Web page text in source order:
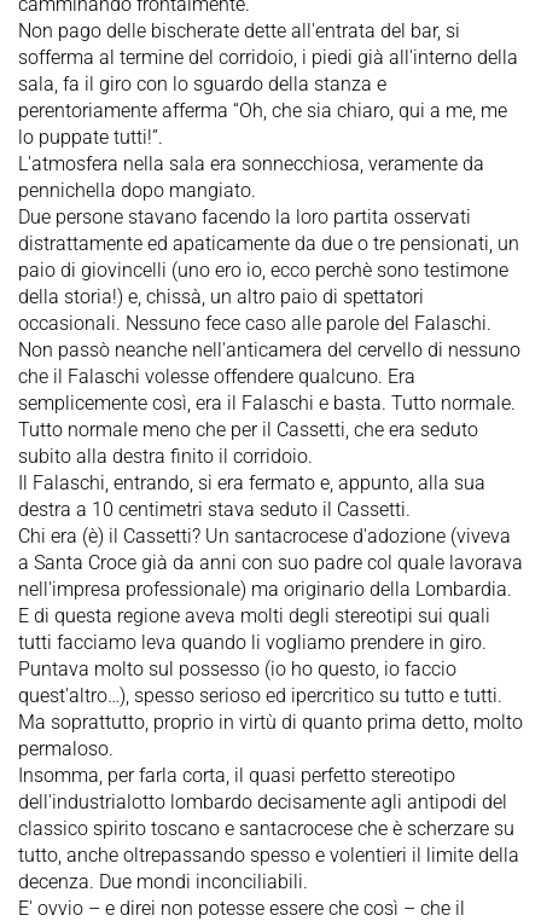
Non pago delle bischerate dette all'entrata del bar, si
sofferma al termine del corridoio, i piedi già all'interno della
sala, fa il giro con lo sguardo della stanza e
perentoriamente afferma “Oh, che sia chiaro, qui a me, me
lo puppate tutti!”.
L'atmosfera nella sala era sonnecchiosa, veramente da
pennichella dopo mangiato.
Due persone stavano facendo la loro partita osservati
distrattamente ed apaticamente da due o tre pensionati, un
paio di giovincelli (uno ero io, ecco perchè sono testimone
della storia!) e, chissà, un altro paio di spettatori
occasionali. Nessuno fece caso alle parole del Falaschi.
Non passò neanche nell'anticamera del cervello di nessuno
che il Falaschi volesse offendere qualcuno. Era
semplicemente così, era il Falaschi e basta. Tutto normale.
Tutto normale meno che per il Cassetti, che era seduto
subito alla destra finito il corridoio.
Il Falaschi, entrando, si era fermato e, appunto, alla sua
destra a 10 centimetri stava seduto il Cassetti.
Chi era (è) il Cassetti? Un santacrocese d'adozione (viveva
a Santa Croce già da anni con suo padre col quale lavorava
nell'impresa professionale) ma originario della Lombardia.
E di questa regione aveva molti degli stereotipi sui quali
tutti facciamo leva quando li vogliamo prendere in giro.
Puntava molto sul possesso (io ho questo, io faccio
quest'altro…), spesso serioso ed ipercritico su tutto e tutti.
Ma soprattutto, proprio in virtù di quanto prima detto, molto
permaloso.
Insomma, per farla corta, il quasi perfetto stereotipo
dell'industrialotto lombardo decisamente agli antipodi del
classico spirito toscano e santacrocese che è scherzare su
tutto, anche oltrepassando spesso e volentieri il limite della
decenza. Due mondi inconciliabili.
E' ovvio – e direi non potesse essere che così – che il